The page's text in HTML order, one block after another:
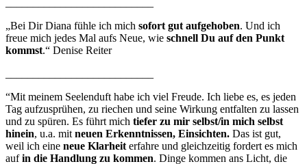
„Bei Dir Diana fühle ich mich sofort gut aufgehoben. Und ich
freue mich jedes Mal aufs Neue, wie schnell Du auf den Punkt
kommst.“ Denise Reiter
“Mit meinem Seelenduft habe ich viel Freude. Ich liebe es, es jeden
Tag aufzusprühen, zu riechen und seine Wirkung entfalten zu lassen
und zu spüren. Es führt mich tiefer zu mir selbst/in mich selbst
hinein, u.a. mit neuen Erkenntnissen, Einsichten. Das ist gut,
weil ich eine neue Klarheit erfahre und gleichzeitig fordert es mich
aufin die Handlung zu kommen. Dinge kommen ans Licht, die